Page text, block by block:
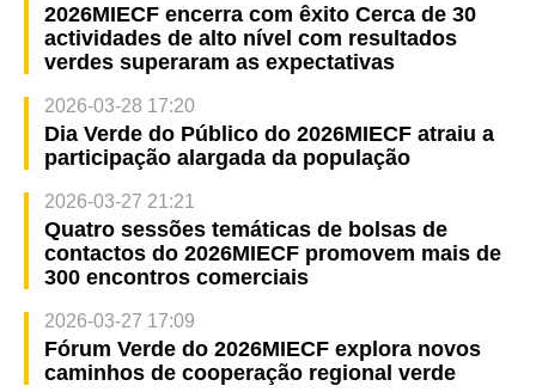
2026MIECF encerra com êxito Cerca de 30
actividades de alto nível com resultados
verdes superaram as expectativas
2026-03-28 17:20
Dia Verde do Público do 2026MIECF atraiu a
participação alargada da população
2026-03-27 21:21
Quatro sessões temáticas de bolsas de
contactos do 2026MIECF promovem mais de
300 encontros comerciais
2026-03-27 17:09
Fórum Verde do 2026MIECF explora novos
caminhos de cooperação regional verde